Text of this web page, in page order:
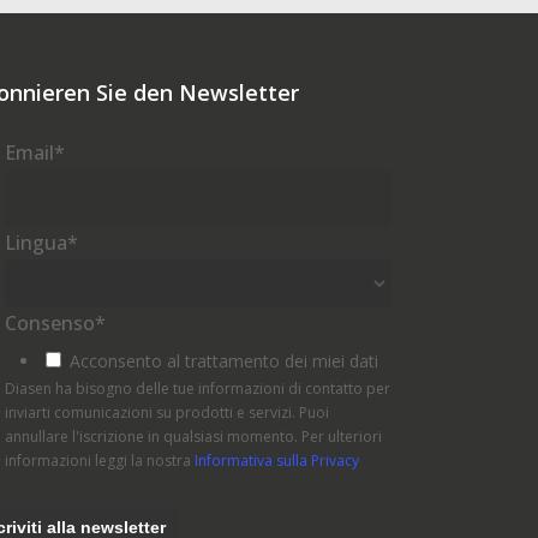
Sie den Newsletter
Email*
Lingua*
Consenso*
Acconsento al trattamento dei miei dati
Diasen ha bisogno delle tue informazioni di contatto per
inviarti comunicazioni su prodotti e servizi. Puoi
annullare l'iscrizione in qualsiasi momento. Per ulteriori
informazioni leggi la nostra Informativa sulla Privacy